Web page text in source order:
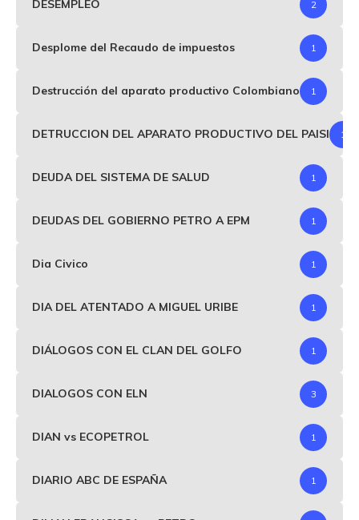
DESEMPLEO 2
Desplome del Recaudo de impuestos 1
Destrucción del aparato productivo Colombiano 1
DETRUCCION DEL APARATO PRODUCTIVO DEL PAISI 1
DEUDA DEL SISTEMA DE SALUD 1
DEUDAS DEL GOBIERNO PETRO A EPM 1
Dia Civico 1
DIA DEL ATENTADO A MIGUEL URIBE 1
DIÁLOGOS CON EL CLAN DEL GOLFO 1
DIALOGOS CON ELN 3
DIAN vs ECOPETROL 1
DIARIO ABC DE ESPAÑA 1